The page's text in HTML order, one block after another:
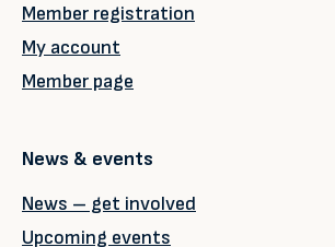
Member registration
My account
Member page
News & events
News – get involved
Upcoming events